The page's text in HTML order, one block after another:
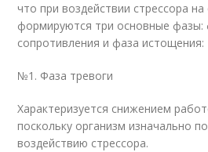
что при воздействии стрессора на
формируются три основные фазы:
сопротивления и фаза истощения:
№1. Фаза тревоги
Характеризуется снижением
поскольку организм изначально
воздействию стрессора.